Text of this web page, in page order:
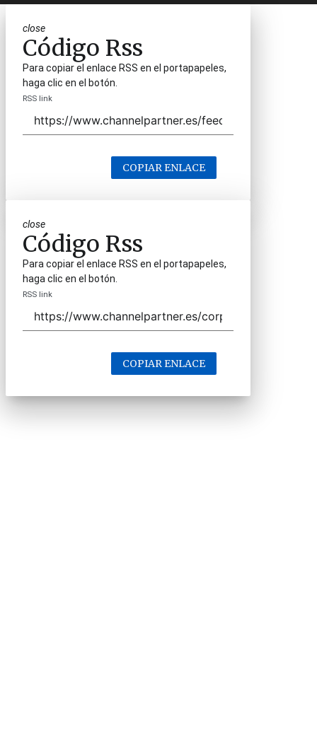
close
Código Rss
Para copiar el enlace RSS en el portapapeles,
haga clic en el botón.
RSS link
COPIAR ENLACE
close
Código Rss
Para copiar el enlace RSS en el portapapeles,
haga clic en el botón.
RSS link
COPIAR ENLACE